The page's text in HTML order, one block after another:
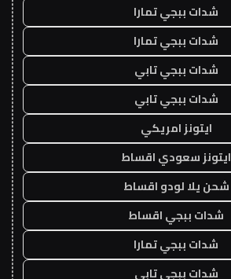
شدات ببجي تمارا
شدات ببجي تمارا
شدات ببجي تابي
شدات ببجي تابي
ايتونز امريكي
ايتونز سعودي اقساط
شحن يلا لودو اقساط
شدات ببجي اقساط
شدات ببجي تمارا
شدات ببجي تابي